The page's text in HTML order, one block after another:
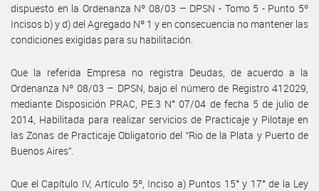
dispuesto en la Ordenanza Nº 08/03 – DPSN - Tomo 5 - Punto 5º
Incisos b) y d) del Agregado Nº 1 y en consecuencia no mantener las
condiciones exigidas para su habilitación.
Que la referida Empresa no registra Deudas, de acuerdo a la
Ordenanza Nº 08/03 – DPSN, bajo el número de Registro 412029,
mediante Disposición PRAC, PE.3 N° 07/04 de fecha 5 de julio de
2014, Habilitada para realizar servicios de Practicaje y Pilotaje en
las Zonas de Practicaje Obligatorio del “Rio de la Plata y Puerto de
Buenos Aires”.
Que el Capítulo IV, Artículo 5º, Inciso a) Puntos 15° y 17° de la Ley